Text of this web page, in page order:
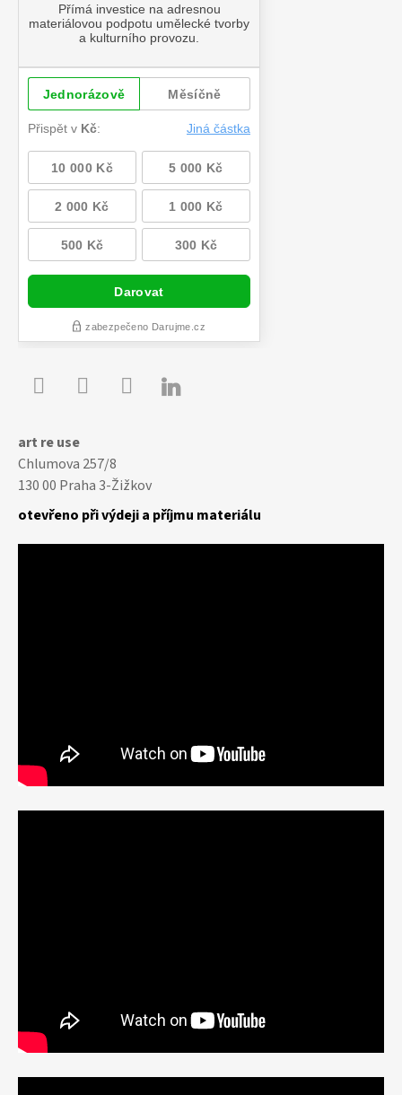

art re use
Chlumova 257/8
130 00 Praha 3-Žižkov
otevřeno při výdeji a příjmu materiálu